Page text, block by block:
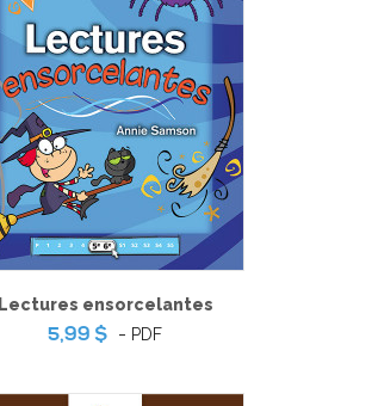
Lectures ensorcelantes
5,99 $
- PDF